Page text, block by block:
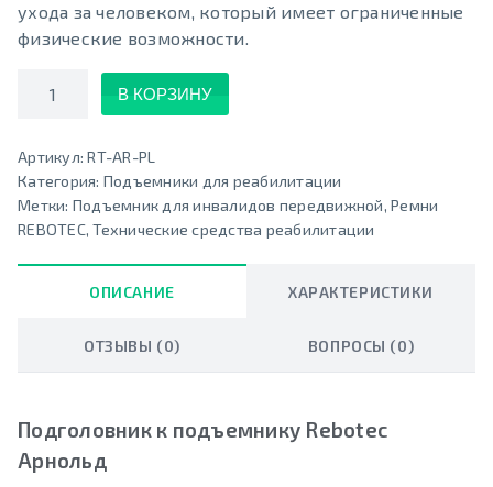
ухода за человеком, который имеет ограниченные
физические возможности.
Количество
В КОРЗИНУ
Артикул:RT-AR-PL
Категория: Подъемники для реабилитации
Метки: Подъемник для инвалидов передвижной, Ремни
REBOTEC,Технические средства реабилитации
ОПИСАНИЕ ХАРАКТЕРИСТИКИ
ОТЗЫВЫ (0) ВОПРОСЫ (0)
Подголовник к подъемнику Rebotec
Арнольд